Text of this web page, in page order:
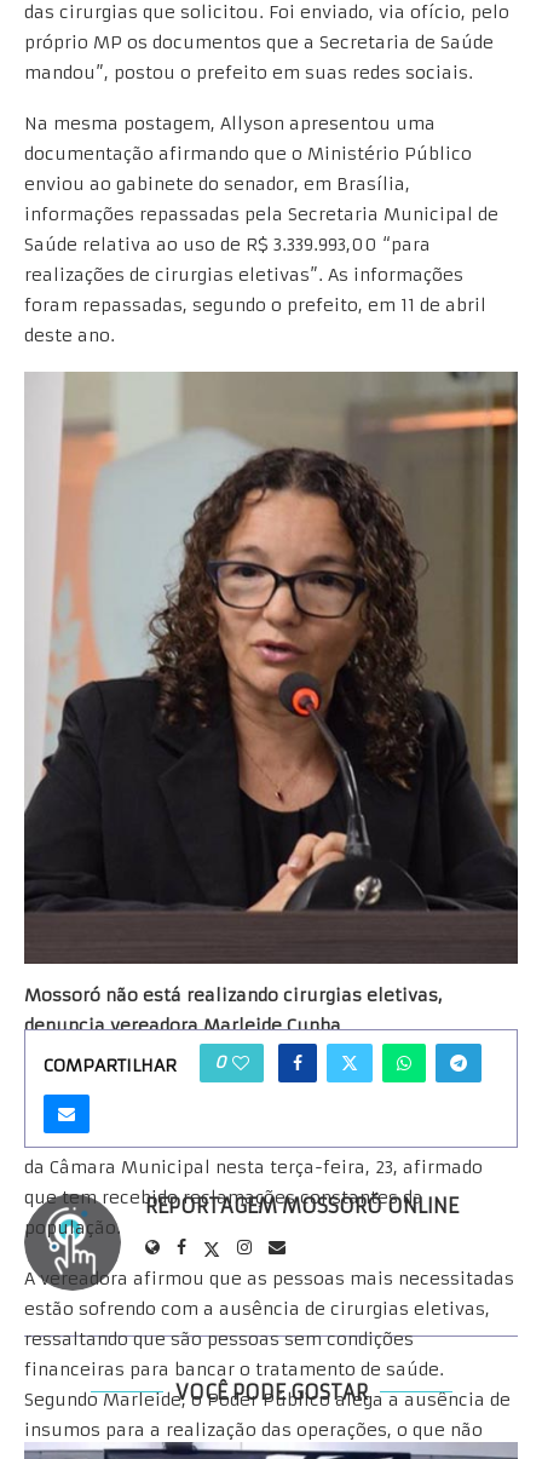
das cirurgias que solicitou. Foi enviado, via ofício, pelo
próprio MP os documentos que a Secretaria de Saúde
mandou”, postou o prefeito em suas redes sociais.
Na mesma postagem, Allyson apresentou uma
documentação afirmando que o Ministério Público
enviou ao gabinete do senador, em Brasília,
informações repassadas pela Secretaria Municipal de
Saúde relativa ao uso de R$ 3.339.993,00 “para
realizações de cirurgias eletivas”. As informações
foram repassadas, segundo o prefeito, em 11 de abril
deste ano.
Mossoró não está realizando cirurgias eletivas,
denuncia vereadora Marleide Cunha
A vereadora Marleide Cunha (PT) denunciou que a rede
municipal de saúde de Mossoró não está realizando as
cirurgias eletivas. Ela levou o assunto para o plenário
da Câmara Municipal nesta terça-feira, 23, afirmado
que tem recebido reclamações constantes da
população.
A vereadora afirmou que as pessoas mais necessitadas
estão sofrendo com a ausência de cirurgias eletivas,
ressaltando que são pessoas sem condições
financeiras para bancar o tratamento de saúde.
Segundo Marleide, o Poder Público alega a ausência de
insumos para a realização das operações, o que não
COMPARTILHAR 0
REPORTAGEM MOSSORÓ ONLINE
VOCÊ PODE GOSTAR